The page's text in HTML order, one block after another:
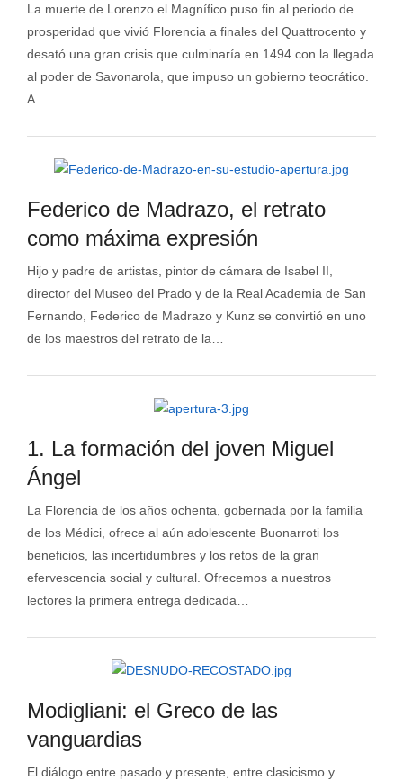
La muerte de Lorenzo el Magnífico puso fin al periodo de
prosperidad que vivió Florencia a finales del Quattrocento y
desató una gran crisis que culminaría en 1494 con la llegada
al poder de Savonarola, que impuso un gobierno teocrático.
A…
Federico de Madrazo, el retrato
como máxima expresión
Hijo y padre de artistas, pintor de cámara de Isabel II,
director del Museo del Prado y de la Real Academia de San
Fernando, Federico de Madrazo y Kunz se convirtió en uno
de los maestros del retrato de la…
1. La formación del joven Miguel
Ángel
La Florencia de los años ochenta, gobernada por la familia
de los Médici, ofrece al aún adolescente Buonarroti los
beneficios, las incertidumbres y los retos de la gran
efervescencia social y cultural. Ofrecemos a nuestros
lectores la primera entrega dedicada…
Modigliani: el Greco de las
vanguardias
El diálogo entre pasado y presente, entre clasicismo y